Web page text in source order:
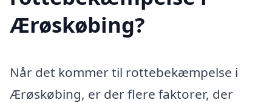
Ærøskøbing?
Når det kommer til rottebekæmpelse i
Ærøskøbing, er der flere faktorer, der